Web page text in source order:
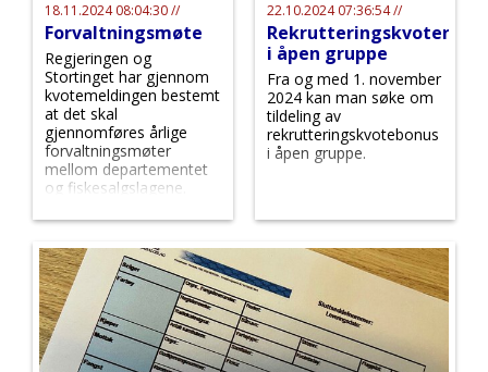
18.11.2024 08:04:30 //
Forvaltningsmøte
Regjeringen og
Stortinget har gjennom
kvotemeldingen bestemt
at det skal
gjennomføres årlige
forvaltningsmøter
mellom departementet
og fiskesalgslagene.
forvaltningsmøtet
avholdt.
22.10.2024 07:36:54 //
Rekrutteringskvoter
i åpen gruppe
Fra og med 1. november
2024 kan man søke om
tildeling av
rekrutteringskvotebonus
i åpen gruppe.